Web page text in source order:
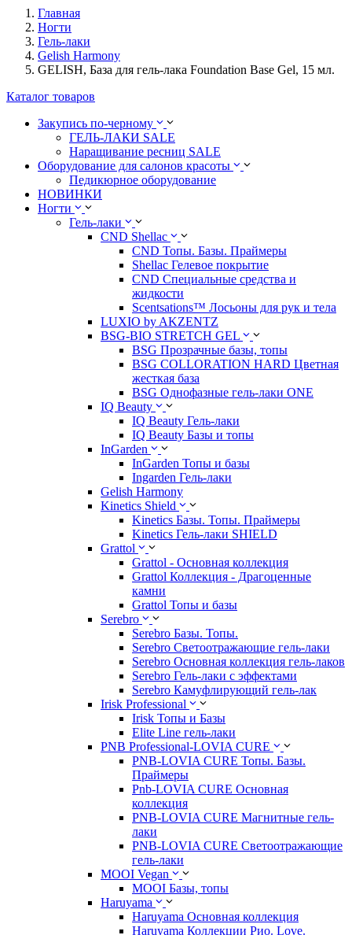
Главная
Ногти
Гель-лаки
Gelish Harmony
GELISH, База для гель-лака Foundation Base Gel, 15 мл.
Каталог товаров
Закупись по-черному
ГЕЛЬ-ЛАКИ SALE
Наращивание ресниц SALE
Оборудование для салонов красоты
Педикюрное оборудование
НОВИНКИ
Ногти
Гель-лаки
CND Shellac
CND Топы. Базы. Праймеры
Shellac Гелевое покрытие
CND Специальные средства и
жидкости
Scentsations™ Лосьоны для рук и тела
LUXIO by AKZENTZ
BSG-BIO STRETCH GEL
BSG Прозрачные базы, топы
BSG COLLORATION HARD Цветная
жесткая база
BSG Однофазные гель-лаки ONE
IQ Beauty
IQ Beauty Гель-лаки
IQ Beauty Базы и топы
InGarden
InGarden Топы и базы
Ingarden Гель-лаки
Gelish Harmony
Kinetics Shield
Kinetics Базы. Топы. Праймеры
Kinetics Гель-лаки SHIELD
Grattol
Grattol - Oснoвнaя коллекция
Grattol Коллекция - Драгоценные
камни
Grattol Топы и базы
Serebro
Serebro Базы. Топы.
Serebro Светоотражающие гель-лаки
Serebro Основная коллекция гель-лаков
Serebro Гель-лаки с эффектами
Serebro Камуфлирующий гель-лак
Irisk Professional
Irisk Топы и Базы
Elite Line гель-лаки
PNB Professional-LOVIA CURE
PNB-LOVIA CURE Топы. Базы.
Праймеры
Pnb-LOVIA CURE Основная
коллекция
PNB-LOVIA CURE Магнитные гель-
лаки
PNB-LOVIA CURE Cветоотражающие
гель-лаки
MOOI Vegan
MOOI Базы, топы
Haruyama
Haruyama Основная коллекция
Haruyama Коллекции Рио. Love.